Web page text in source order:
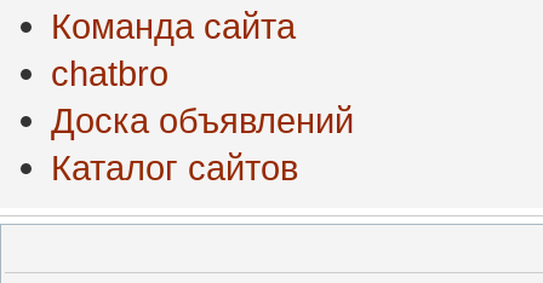
Команда сайта
chatbro
Доска объявлений
Каталог сайтов